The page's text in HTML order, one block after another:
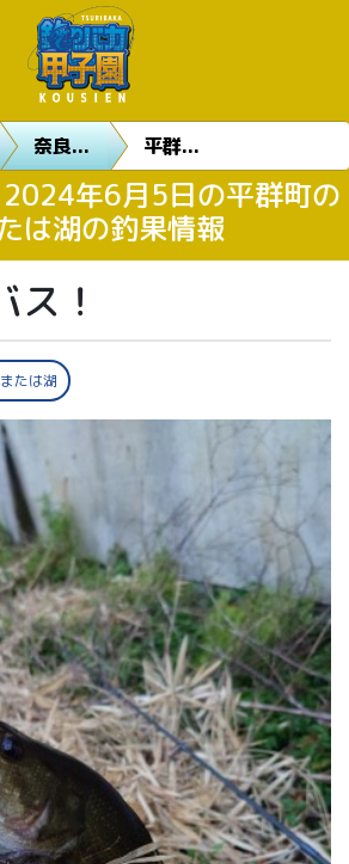
奈良... 平群...
年6月5日の平群町の
は湖の釣果情報
ス！
たは湖